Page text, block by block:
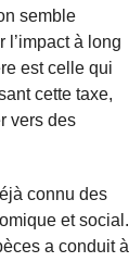
semble
l’impact à long
est celle qui
cette taxe,
vers des
connu des
et social.
a conduit à